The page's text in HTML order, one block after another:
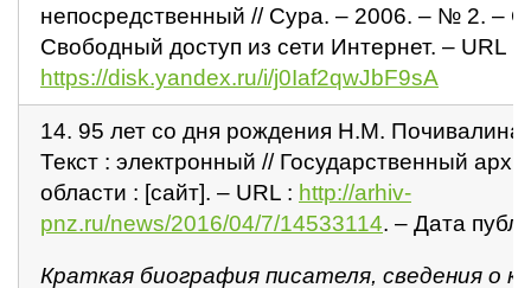
непосредственный // Сура. – 2006. – № 2. –
Свободный доступ из сети Интернет. – URL :
https://disk.yandex.ru/i/j0Iaf2qwJbF9sA
14. 95 лет со дня рождения Н.М. Почивалина
Текст : электронный // Государственный
области : [сайт]. – URL : http://arhiv-
pnz.ru/news/2016/04/7/14533114. – Дата
Краткая биография писателя, сведения о